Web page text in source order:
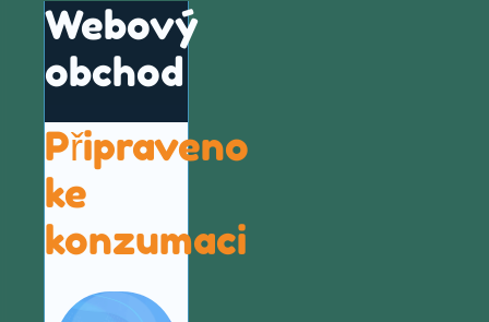
Webový
obchod
Připraveno
ke
konzumaci